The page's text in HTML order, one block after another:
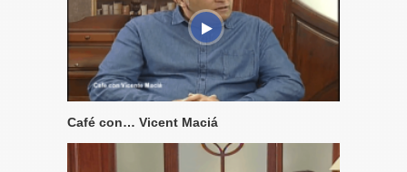
Café con… Vicent Maciá